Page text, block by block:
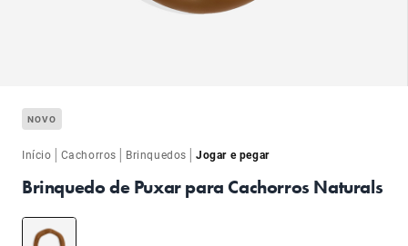
NOVO
Início | Cachorros | Brinquedos |Jogar e pegar
Brinquedo de Puxar para Cachorros Naturals